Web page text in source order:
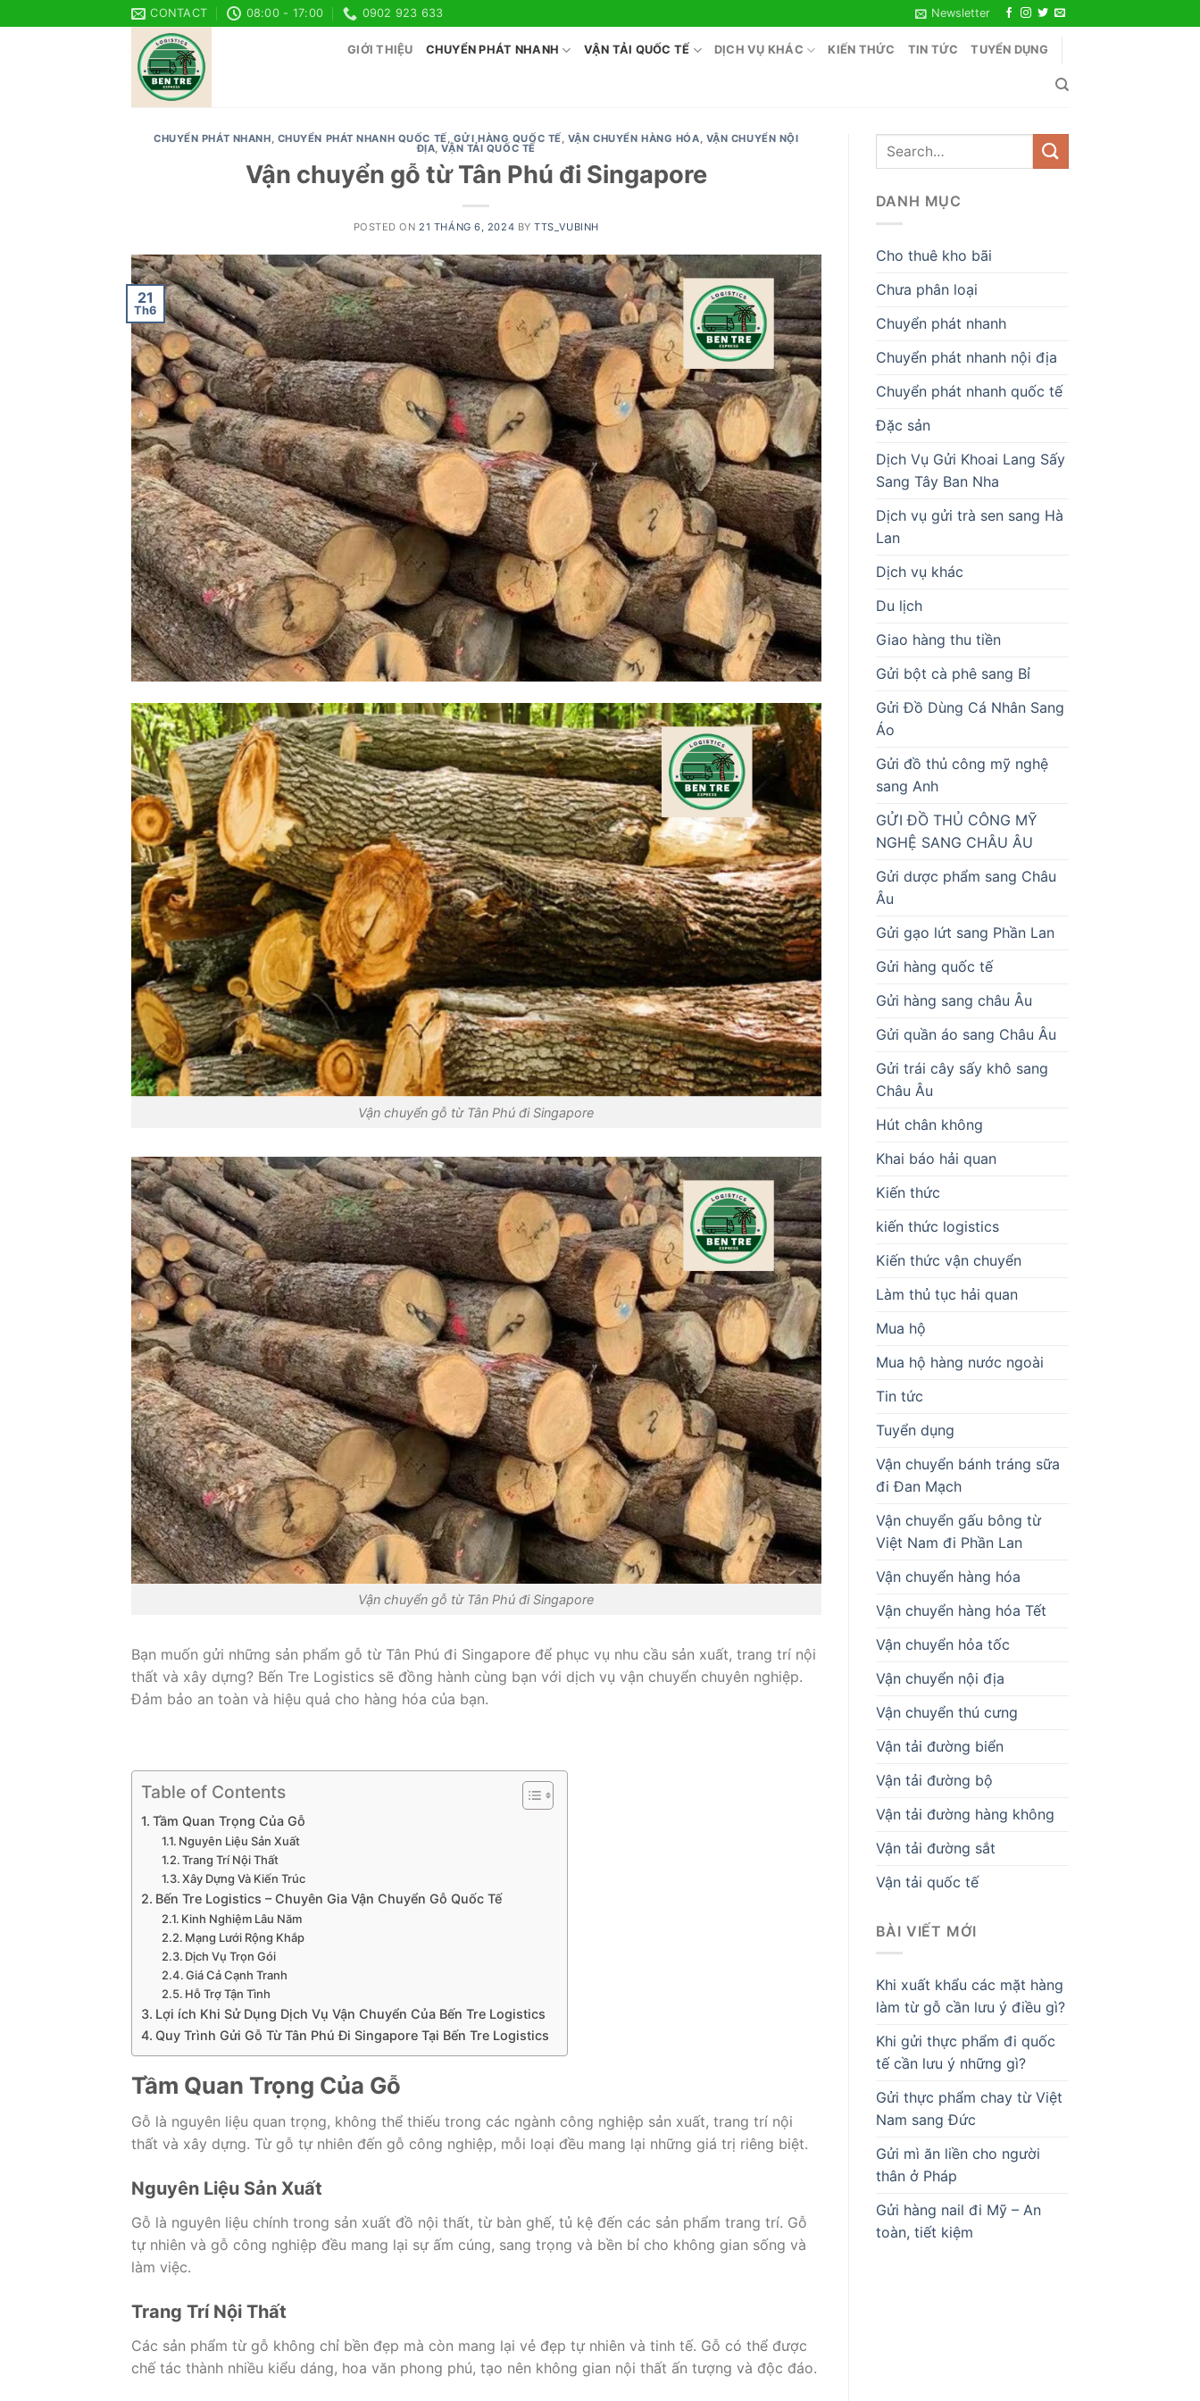
to
CONTACT 08:00 - 17:00 0902 923 633 Newsletter
GIỚI THIỆU CHUYỂN PHÁT NHANH VẬN TẢI QUỐC TẾ DỊCH VỤ KHÁC KIẾN THỨC TIN TỨC TUYỂN DỤNG
CHUYỂN PHÁT NHANH, CHUYỂN PHÁT NHANH QUỐC TẾ, GỬI HÀNG QUỐC TẾ, VẬN CHUYỂN HÀNG HÓA, VẬN CHUYỂN NỘI
ĐỊA,VẬN TẢI QUỐC TẾ
Vận chuyển gỗ từ Tân Phú đi Singapore
POSTED ON 21 THÁNG 6, 2024 BYTTS_VUBINH
21
Th6
Vận chuyển gỗ từ Tân Phú đi Singapore
Vận chuyển gỗ từ Tân Phú đi Singapore
Bạn muốn gửi những sản phẩm gỗ từ Tân Phú đi Singapore để phục vụ nhu cầu sản xuất, trang trí nội
thất và xây dựng? Bến Tre Logistics sẽ đồng hành cùng bạn với dịch vụ vận chuyển chuyên nghiệp.
Đảm bảo an toàn và hiệu quả cho hàng hóa của bạn.
Table of Contents
Tầm Quan Trọng Của Gỗ
Nguyên Liệu Sản Xuất
Trang Trí Nội Thất
Xây Dựng Và Kiến Trúc
Bến Tre Logistics – Chuyên Gia Vận Chuyển Gỗ Quốc Tế
Kinh Nghiệm Lâu Năm
Mạng Lưới Rộng Khắp
Dịch Vụ Trọn Gói
Giá Cả Cạnh Tranh
Hỗ Trợ Tận Tình
Lợi ích Khi Sử Dụng Dịch Vụ Vận Chuyển Của Bến Tre Logistics
Quy Trình Gửi Gỗ Từ Tân Phú Đi Singapore Tại Bến Tre Logistics
Tầm Quan Trọng Của Gỗ
Gỗ là nguyên liệu quan trọng, không thể thiếu trong các ngành công nghiệp sản xuất, trang trí nội
thất và xây dựng. Từ gỗ tự nhiên đến gỗ công nghiệp, mỗi loại đều mang lại những giá trị riêng biệt.
Nguyên Liệu Sản Xuất
Gỗ là nguyên liệu chính trong sản xuất đồ nội thất, từ bàn ghế, tủ kệ đến các sản phẩm trang trí. Gỗ
tự nhiên và gỗ công nghiệp đều mang lại sự ấm cúng, sang trọng và bền bỉ cho không gian sống và
làm việc.
Trang Trí Nội Thất
Các sản phẩm từ gỗ không chỉ bền đẹp mà còn mang lại vẻ đẹp tự nhiên và tinh tế. Gỗ có thể được
chế tác thành nhiều kiểu dáng, hoa văn phong phú, tạo nên không gian nội thất ấn tượng và độc đáo.
DANH MỤC
Cho thuê kho bãi
Chưa phân loại
Chuyển phát nhanh
Chuyển phát nhanh nội địa
Chuyển phát nhanh quốc tế
Đặc sản
Dịch Vụ Gửi Khoai Lang Sấy
Sang Tây Ban Nha
Dịch vụ gửi trà sen sang Hà
Lan
Dịch vụ khác
Du lịch
Giao hàng thu tiền
Gửi bột cà phê sang Bỉ
Gửi Đồ Dùng Cá Nhân Sang
Áo
Gửi đồ thủ công mỹ nghệ
sang Anh
GỬI ĐỒ THỦ CÔNG MỸ
NGHỆ SANG CHÂU ÂU
Gửi dược phẩm sang Châu
Âu
Gửi gạo lứt sang Phần Lan
Gửi hàng quốc tế
Gửi hàng sang châu Âu
Gửi quần áo sang Châu Âu
Gửi trái cây sấy khô sang
Châu Âu
Hút chân không
Khai báo hải quan
Kiến thức
kiến thức logistics
Kiến thức vận chuyển
Làm thủ tục hải quan
Mua hộ
Mua hộ hàng nước ngoài
Tin tức
Tuyển dụng
Vận chuyển bánh tráng sữa
đi Đan Mạch
Vận chuyển gấu bông từ
Việt Nam đi Phần Lan
Vận chuyển hàng hóa
Vận chuyển hàng hóa Tết
Vận chuyển hỏa tốc
Vận chuyển nội địa
Vận chuyển thú cưng
Vận tải đường biển
Vận tải đường bộ
Vận tải đường hàng không
Vận tải đường sắt
Vận tải quốc tế
BÀI VIẾT MỚI
Khi xuất khẩu các mặt hàng
làm từ gỗ cần lưu ý điều gì?
Khi gửi thực phẩm đi quốc
tế cần lưu ý những gì?
Gửi thực phẩm chay từ Việt
Nam sang Đức
Gửi mì ăn liền cho người
thân ở Pháp
Gửi hàng nail đi Mỹ – An
toàn, tiết kiệm